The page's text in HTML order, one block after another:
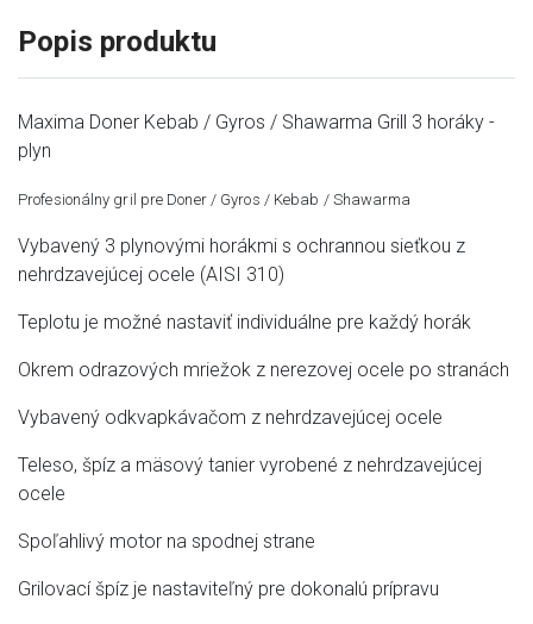
Popis produktu
Maxima Doner Kebab / Gyros / Shawarma Grill 3 horáky -
plyn
Profesionálny gril pre Doner / Gyros / Kebab / Shawarma
Vybavený 3 plynovými horákmi s ochrannou sieťkou z
nehrdzavejúcej ocele (AISI 310)
Teplotu je možné nastaviť individuálne pre každý horák
Okrem odrazových mriežok z nerezovej ocele po stranách
Vybavený odkvapkávačom z nehrdzavejúcej ocele
Teleso, špíz a mäsový tanier vyrobené z nehrdzavejúcej
ocele
Spoľahlivý motor na spodnej strane
Grilovací špíz je nastaviteľný pre dokonalú prípravu